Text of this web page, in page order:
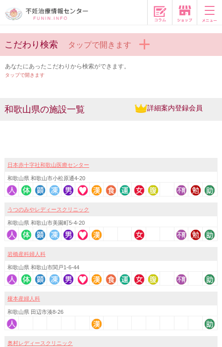
コラム
こだわり検索 タップで開きます
あなたにあったこだわりから検索ができます。
タップで開きます
和歌山県の施設一覧 詳細案内登録会員
日本赤十字社和歌山医療センター
和歌山県 和歌山市小松原通4-20
うつのみやレディースクリニック
和歌山県 和歌山市美園町5-4-20
岩橋産科婦人科
和歌山県 和歌山市関戸1-6-44
榎本産婦人科
和歌山県 田辺市湊8-26
奥村レディースクリニック